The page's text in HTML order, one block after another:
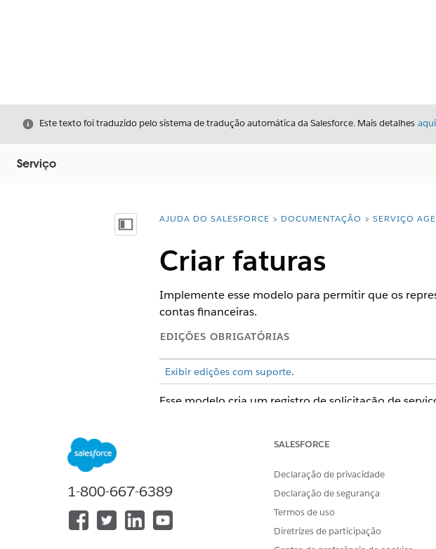
Fechar
Este texto foi traduzido pelo sistema de tradução automática da Salesforce. Mais detalhes aqui
Serviço
Mostrar índiceVocê está aqui:
AJUDA DO SALESFORCE DOCUMENTAÇÃO SERVIÇO
Criar faturas
Implemente esse modelo para permitir que os
contas financeiras.
EDIÇÕES OBRIGATÓRIAS
Exibir edições com suporte.
Esse modelo cria um registro de solicitação de
O formulário de admissão para esse modelo
Processamento e integração
Esse modelo inclui a integração pré-configurada
1-800-667-6389
SALESFORCE
Declaração de privacidade
Declaração de segurança
Termos de uso
Diretrizes de participação